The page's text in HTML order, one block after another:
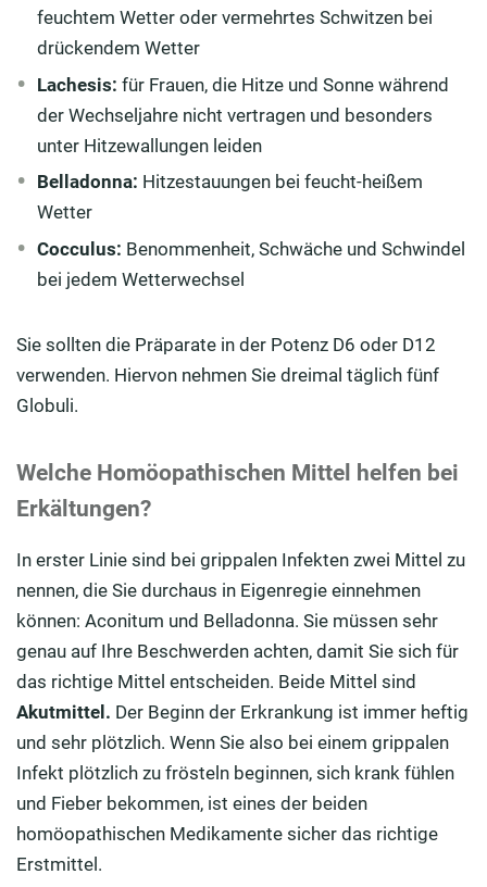
feuchtem Wetter oder vermehrtes Schwitzen bei
drückendem Wetter
Lachesis: für Frauen, die Hitze und Sonne während
der Wechseljahre nicht vertragen und besonders
unter Hitzewallungen leiden
Belladonna: Hitzestauungen bei feucht-heißem
Wetter
Cocculus: Benommenheit, Schwäche und Schwindel
bei jedem Wetterwechsel
Sie sollten die Präparate in der Potenz D6 oder D12
verwenden. Hiervon nehmen Sie dreimal täglich fünf
Globuli.
Welche Homöopathischen Mittel helfen bei
Erkältungen?
In erster Linie sind bei grippalen Infekten zwei Mittel zu
nennen, die Sie durchaus in Eigenregie einnehmen
können: Aconitum und Belladonna. Sie müssen sehr
genau auf Ihre Beschwerden achten, damit Sie sich für
das richtige Mittel entscheiden. Beide Mittel sind
Akutmittel. Der Beginn der Erkrankung ist immer heftig
und sehr plötzlich. Wenn Sie also bei einem grippalen
Infekt plötzlich zu frösteln beginnen, sich krank fühlen
und Fieber bekommen, ist eines der beiden
homöopathischen Medikamente sicher das richtige
Erstmittel.